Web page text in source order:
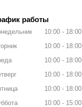
работы
10:00
18:00
10:00
18:00
10:00
18:00
10:00
18:00
10:00
18:00
10:00
15:00